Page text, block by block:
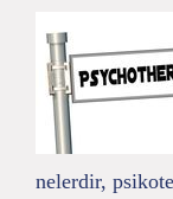
nelerdir,